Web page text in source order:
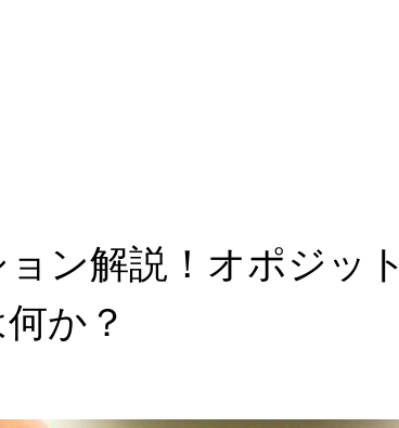
ン解説！オポジット
か？